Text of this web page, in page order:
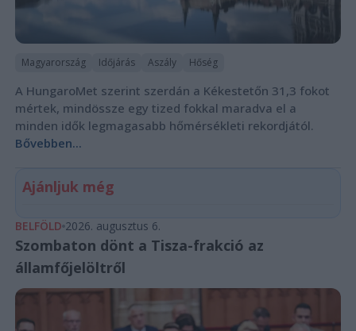
Magyarország Időjárás Aszály Hőség
A HungaroMet szerint szerdán a Kékestetőn 31,3 fokot
mértek, mindössze egy tized fokkal maradva el a
minden idők legmagasabb hőmérsékleti rekordjától.
Bővebben...
Ajánljuk még
BELFÖLD 2026. augusztus 6.
Szombaton dönt a Tisza-frakció az
államfőjelöltről